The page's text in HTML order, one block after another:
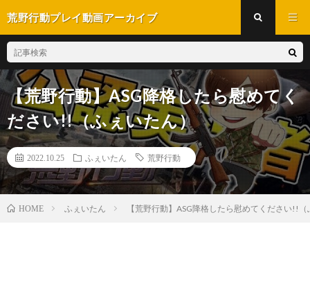
荒野行動プレイ動画アーカイブ
【荒野行動】ASG降格したら慰めてく
ださい!!（ふぇいたん）
2022.10.25 ふぇいたん 荒野行動
HOME ふぇいたん 【荒野行動】ASG降格したら慰めてください!!